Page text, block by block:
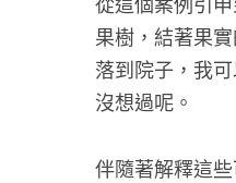
果樹，結著果
落到院子，我
沒想過呢。
伴隨著解釋這